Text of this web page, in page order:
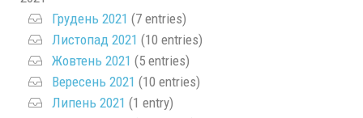
Грудень 2021 (7 entries)
Листопад 2021 (10 entries)
Жовтень 2021 (5 entries)
Вересень 2021 (10 entries)
Липень 2021 (1 entry)